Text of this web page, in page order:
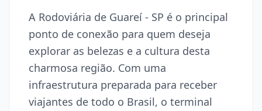
A Rodoviária de Guareí - SP é o principal
ponto de conexão para quem deseja
explorar as belezas e a cultura desta
charmosa região. Com uma
infraestrutura preparada para receber
viajantes de todo o Brasil, o terminal